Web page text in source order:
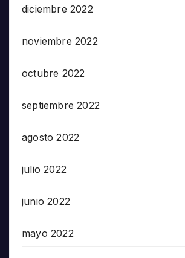
diciembre 2022
noviembre 2022
octubre 2022
septiembre 2022
agosto 2022
julio 2022
junio 2022
mayo 2022